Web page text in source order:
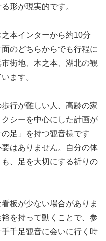
形が現実的です。
本インターから約10分
のどちらからでも行程に
街地、木之本、湖北の観
ます。
行が難しい人、高齢の家
シーを中心にした計画が
足」を持つ観音様です
はありません。自分の体
、足を大切にする祈りの
板が少ない場合がありま
を持って動くことで、参
千足観音に会いに行く時